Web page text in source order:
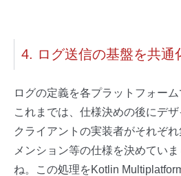
4. ログ送信の基盤を共通
ログの定義を各プラットフォー
これまでは、仕様決めの後にデ
クライアントの実装者がそれぞ
メンション等の仕様を決めてい
ね。この処理をKotlin